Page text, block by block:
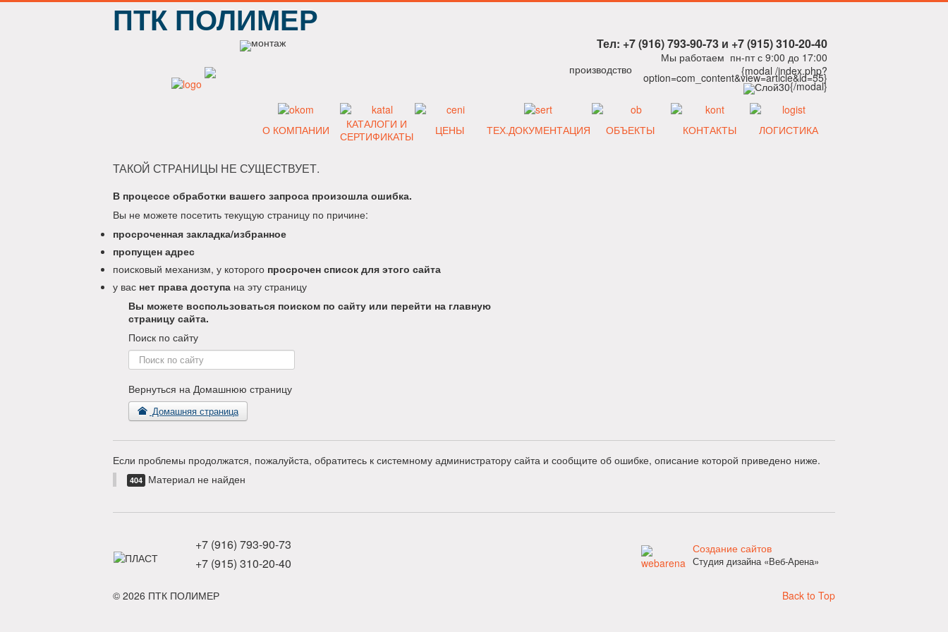
ПТК ПОЛИМЕР
Тел: +7 (916) 793-90-73 и +7 (915) 310-20-40
Мы работаем пн-пт с 9:00 до 17:00
{modal /index.php?
option=com_content&view=article&id=55}
{/modal}
О КОМПАНИИ
КАТАЛОГИ И
СЕРТИФИКАТЫ
ЦЕНЫ ТЕХ.ДОКУМЕНТАЦИЯ ОБЪЕКТЫ КОНТАКТЫ ЛОГИСТИКА
ТАКОЙ СТРАНИЦЫ НЕ СУЩЕСТВУЕТ.
В процессе обработки вашего запроса произошла ошибка.
Вы не можете посетить текущую страницу по причине:
просроченная закладка/избранное
пропущен адрес
поисковый механизм, у которого просрочен список для этого сайта
у вас нет права доступа на эту страницу
Вы можете воспользоваться поиском по сайту или перейти на главную
страницу сайта.
Поиск по сайту
Поиск
по
Вернуться на Домашнюю страницу
Домашняя страница
Если проблемы продолжатся, пожалуйста, обратитесь к системному администратору сайта и сообщите об ошибке, описание которой приведено ниже.
404 Материал не найден
+7 (916) 793-90-73
+7 (915) 310-20-40
Создание сайтов
Студия дизайна «Веб-Арена»
Back to Top
© 2026 ПТК ПОЛИМЕР